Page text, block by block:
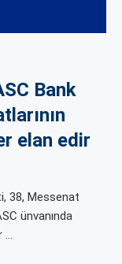
Bank
elan edir
38, Messenat
ünvanında
…